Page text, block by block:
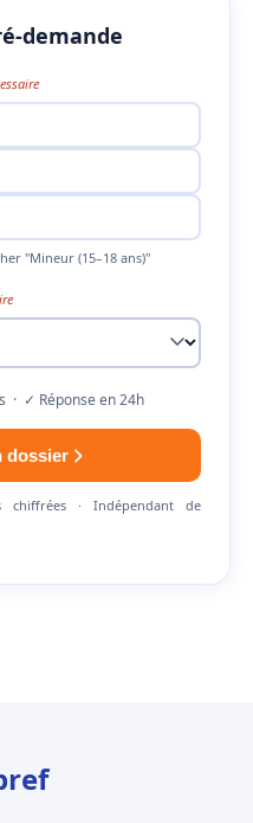
demande
"Mineur (15–18 ans)"
· ✓ Réponse en 24h
dossier
chiffrées · Indépendant de